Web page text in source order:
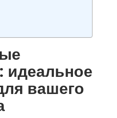
идеальное
вашего